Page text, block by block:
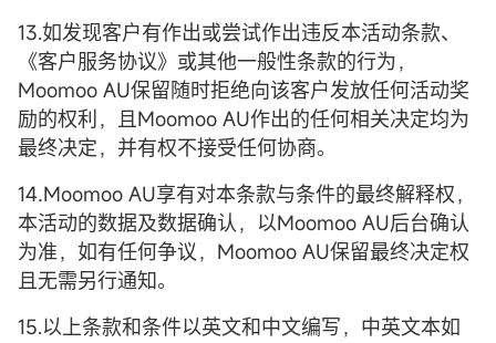
13.如发现客户有作出或尝试作出违反本活动条款、
《客户服务协议》或其他一般性条款的行为，
Moomoo AU保留随时拒绝向该客户发放任何活动奖
励的权利，且Moomoo AU作出的任何相关决定均为
最终决定，并有权不接受任何协商。
14.Moomoo AU享有对本条款与条件的最终解释权，
本活动的数据及数据确认，以Moomoo AU后台确认
为准，如有任何争议，Moomoo AU保留最终决定权
且无需另行通知。
15.以上条款和条件以英文和中文编写，中英文本如